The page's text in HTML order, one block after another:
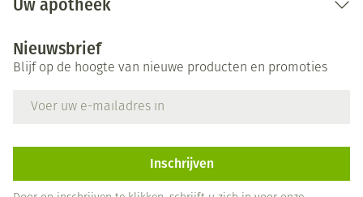
Uw apotheek
Nieuwsbrief
Blijf op de hoogte van nieuwe producten en promoties
Inschrijven